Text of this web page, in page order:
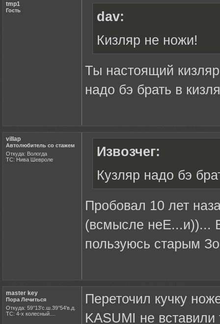
tmp1
Гость
dav:
Кизляр не ножи!
Ты настоящий
надо бэ брать в
villap
Автолюбитель со стажем
Откуда: Вологда
ТС: Нива Шевроле
Извозчег:
Кузляр надо бэ
Пробовал 10 лет
(всмысле неЕ...и))...
пользуюсь старым
master key
Пора Лечиться
Откуда: 59°13'с.ш.39°54'в.д.
ТС: 4-х колесный....
Переточил кучку
KASUMI не